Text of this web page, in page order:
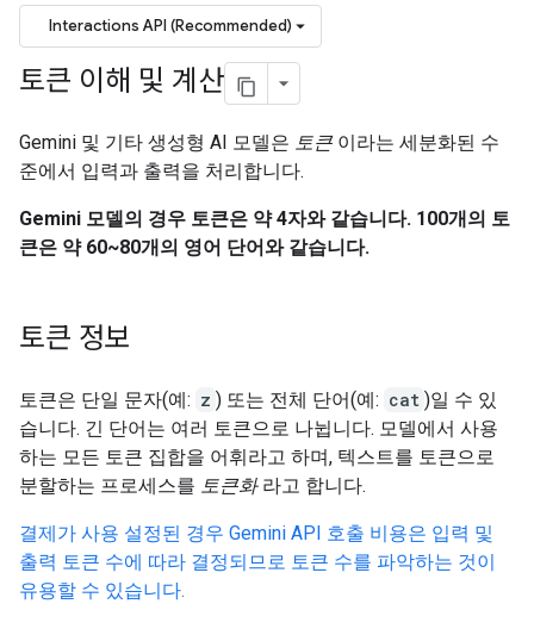
Interactions API (Recommended)
토큰 이해 및 계산
Gemini 및 기타 생성형 AI 모델은 토큰이라는 세분화된 수
준에서 입력과 출력을 처리합니다.
Gemini 모델의 경우 토큰은 약 4자와 같습니다. 100개의 토
큰은 약 60~80개의 영어 단어와 같습니다.
토큰 정보
토큰은 단일 문자(예: z ) 또는 전체 단어(예: cat )일 수 있
습니다. 긴 단어는 여러 토큰으로 나뉩니다. 모델에서 사용
하는 모든 토큰 집합을 어휘라고 하며, 텍스트를 토큰으로
분할하는 프로세스를 토큰화라고 합니다.
결제가 사용 설정된 경우 Gemini API 호출 비용은 입력 및
출력 토큰 수에 따라 결정되므로 토큰 수를 파악하는 것이
유용할 수 있습니다.